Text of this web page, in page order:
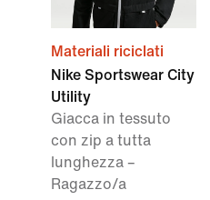
Materiali riciclati
Nike Sportswear City
Utility
Giacca in tessuto
con zip a tutta
lunghezza –
Ragazzo/a